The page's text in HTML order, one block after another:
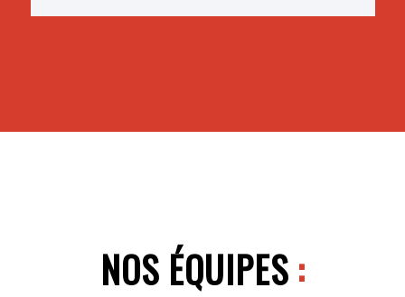
NOS ÉQUIPES :